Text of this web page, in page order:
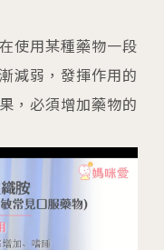
使用某種藥物一段
減弱，發揮作用的
，必須增加藥物的